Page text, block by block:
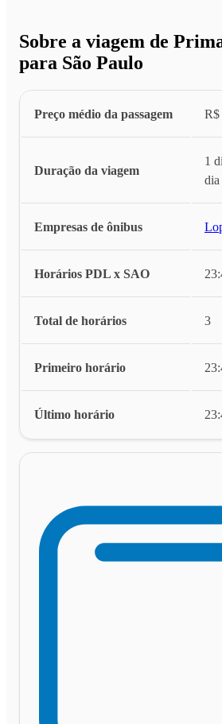
Sobre a viagem de
para São Paulo
Preço médio da passagem R$
Duração da viagem
1
dia
Empresas de ônibus
Horários PDL x SAO
Total de horários 3
Primeiro horário
Último horário